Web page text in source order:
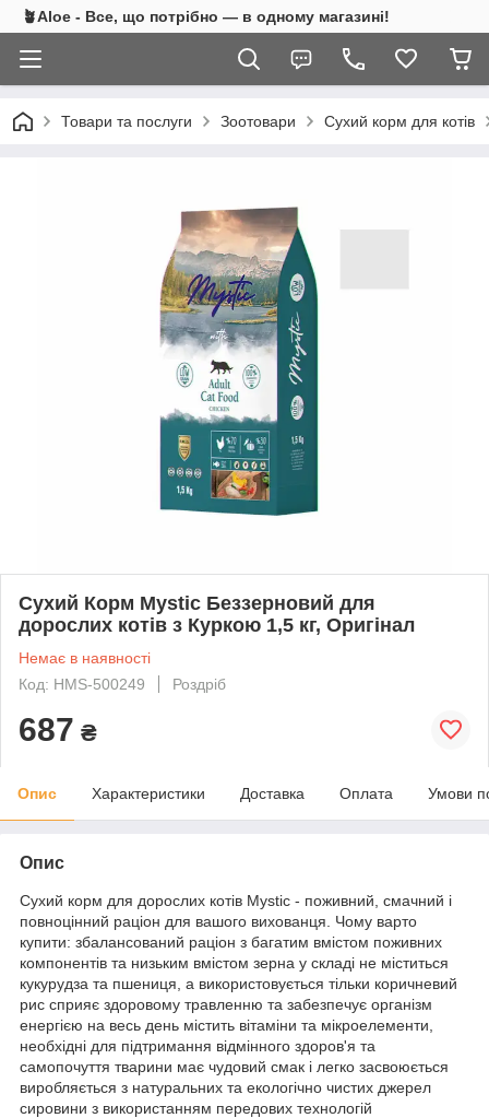
🪴Aloe - Все, що потрібно — в одному магазині!
Товари та послуги Зоотовари Сухий корм для котів
Сухий Корм Mystic Беззерновий для
дорослих котів з Куркою 1,5 кг, Оригінал
Немає в наявності
Код: HMS-500249
Роздріб
687 ₴
Опис Характеристики Доставка Оплата Умови
Опис
Сухий корм для дорослих котів Mystic - поживний, смачний і
повноцінний раціон для вашого вихованця. Чому варто
купити: збалансований раціон з багатим вмістом поживних
компонентів та низьким вмістом зерна у складі не міститься
кукурудза та пшениця, а використовується тільки коричневий
рис сприяє здоровому травленню та забезпечує організм
енергією на весь день містить вітаміни та мікроелементи,
необхідні для підтримання відмінного здоров'я та
самопочуття тварини має чудовий смак і легко засвоюється
виробляється з натуральних та екологічно чистих джерел
сировини з використанням передових технологій